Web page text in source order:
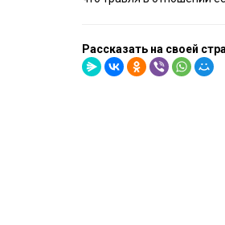
Рассказать на своей